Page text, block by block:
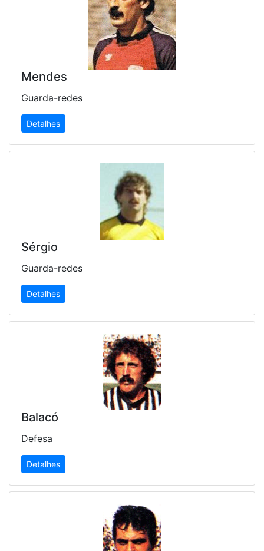
Mendes
Guarda-redes
Detalhes
Sérgio
Guarda-redes
Detalhes
Balacó
Defesa
Detalhes